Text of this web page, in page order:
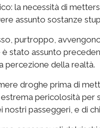
la necessità di
assunto sostanze
purtroppo,
è stato assunto
percezione della realtà.
droghe prima di
pericolosità per
nostri passeggeri, e di